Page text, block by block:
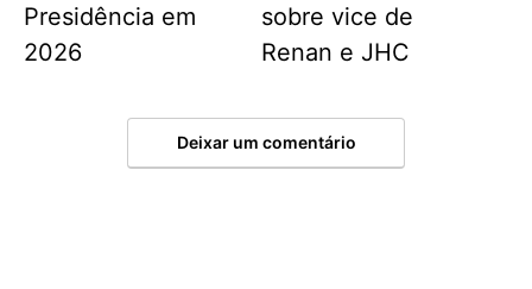
Presidência em
2026
sobre vice de
Renan e JHC
Deixar um comentário